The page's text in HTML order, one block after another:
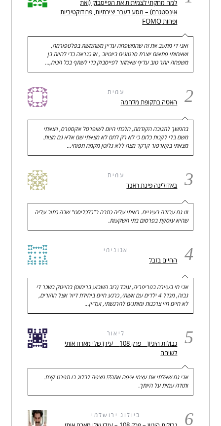
למה מחקתי לצמיתות את הפייסבוק (ואת
אינסטגרם) – מסע לעבר יצירתיות, פרודוקטיביות
ופחות FOMO
ואני די מתעב את זה שהמשפחה עדיין משתמשת בפלטפורמה,
ושאחותי פתאום יוצרת סרטונים ביוטיוב , אז כנראה כדי להיות בן
משפחה יותר טוב עדיף שאחזור לפייסבוק כדי לשתף בכל הכוח,…
2 עמית
האטה בתקופת מלחמה
בהמשך לתגובה הקודמת, הלכתי היום לשופרסל אקספרס, ויצאתי
משם בלי לקנות כלום כי לא רק לחם לא מצאתי שם אלא גם מצות.
מצאתי בקארפור קרקר מצה ללא גלוטן מקמח תפוחי…
3 עמית
באדולינה פינת ראנד
וזו גם עבודה בעיניים. ראיתי עליה כתבה ב"כלכליסט" שבה כתוב עליה
שהיא עוסקת בפרסום בתי השקעות.
4 אנונימי
החיים בזבל
אני חי בעיירה בפריפריה, עובד (רוב השבוע ברימוט) בהייטק בשכר די
גבוה, מגדל 4 ילדים עם אשתי, כרגע חיים ביחידת דיור אצל ההורים,
לא חיים חיי צרכנות ומותגים להרגשתי, ועדיין…
5 ליאור
גבולות היגיון – פרק 108 – עידן שלי מארח אותי
לשיחה
אני גם שאלתי את עצמי איפה אתה?! מצפה לבלוג בו תפרט קצת.
ותודה עמית על היותך.
6 ביולוג ירושלמי